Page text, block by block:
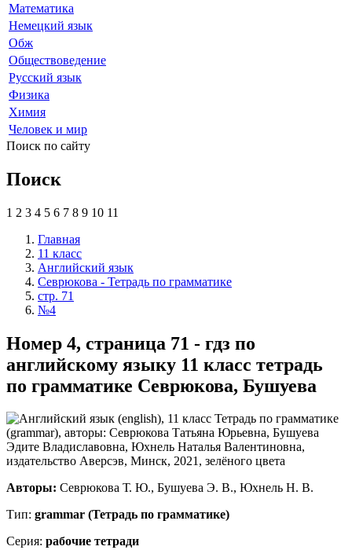
Математика
Немецкий язык
Обж
Обществоведение
Русский язык
Физика
Химия
Человек и мир
Поиск по сайту
Поиск
1 2 3 4 5 6 7 8 9 10 11
Главная
11 класс
Английский язык
Севрюкова - Тетрадь по грамматике
стр. 71
№4
Номер 4, страница 71 - гдз по
английскому языку 11 класс тетрадь
по грамматике Севрюкова, Бушуева
Авторы: Севрюкова Т. Ю., Бушуева Э. В., Юхнель Н. В.
Тип: grammar (Тетрадь по грамматике)
Серия: рабочие тетради